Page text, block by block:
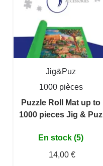
Jig&Puz
1000 pièces
Puzzle Roll Mat up to
1000 pieces Jig & Puz
En stock (5)
14,00 €